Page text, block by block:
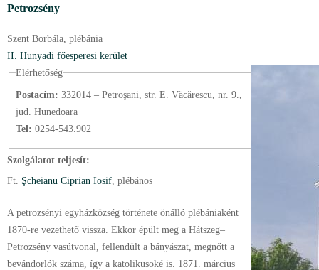
Petrozsény
Szent Borbála, plébánia
II. Hunyadi főesperesi kerület
Elérhetőség
Postacím: 332014 – Petroşani, str. E. Văcărescu, nr. 9.,
jud. Hunedoara
Tel: 0254-543.902
Szolgálatot teljesít:
Ft. Şcheianu Ciprian Iosif , plébános
A petrozsényi egyházközség története önálló plébániaként
1870-re vezethető vissza. Ekkor épült meg a Hátszeg–
Petrozsény vasútvonal, fellendült a bányászat, megnőtt a
bevándorlók száma, így a katolikusoké is. 1871. március